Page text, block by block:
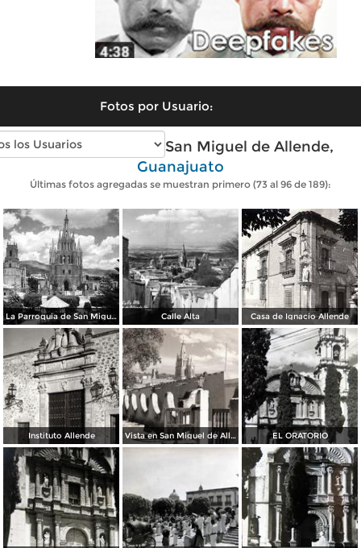
Fotos por Usuario:
Fotos antiguas de San Miguel de Allende,
Guanajuato
Últimas fotos agregadas se muestran primero (73 al 96 de 189):
La Parroquia de San Miguel de Allende Calle Alta Casa de Ignacio Allende
Instituto Allende Vista en San Miguel de Allende EL ORATORIO